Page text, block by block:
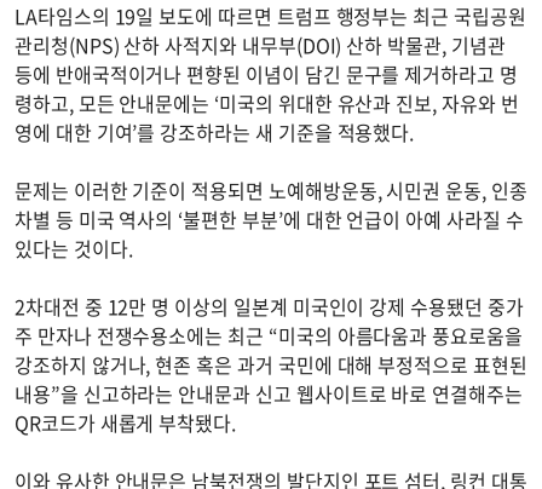
LA타임스의 19일 보도에 따르면 트럼프 행정부는 최근 국립공원
관리청(NPS) 산하 사적지와 내무부(DOI) 산하 박물관, 기념관
등에 반애국적이거나 편향된 이념이 담긴 문구를 제거하라고 명
령하고, 모든 안내문에는 ‘미국의 위대한 유산과 진보, 자유와 번
영에 대한 기여’를 강조하라는 새 기준을 적용했다.
문제는 이러한 기준이 적용되면 노예해방운동, 시민권 운동, 인종
차별 등 미국 역사의 ‘불편한 부분’에 대한 언급이 아예 사라질 수
있다는 것이다.
2차대전 중 12만 명 이상의 일본계 미국인이 강제 수용됐던 중가
주 만자나 전쟁수용소에는 최근 “미국의 아름다움과 풍요로움을
강조하지 않거나, 현존 혹은 과거 국민에 대해 부정적으로 표현된
내용”을 신고하라는 안내문과 신고 웹사이트로 바로 연결해주는
QR코드가 새롭게 부착됐다.
이와 유사한 안내문은 남북전쟁의 발단지인 포트 섬터, 링컨 대통